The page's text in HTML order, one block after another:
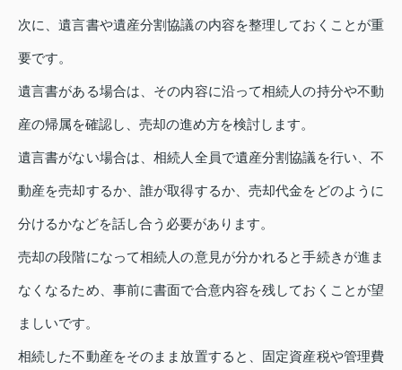
次に、遺言書や遺産分割協議の内容を整理しておくことが重
要です。
遺言書がある場合は、その内容に沿って相続人の持分や不動
産の帰属を確認し、売却の進め方を検討します。
遺言書がない場合は、相続人全員で遺産分割協議を行い、不
動産を売却するか、誰が取得するか、売却代金をどのように
分けるかなどを話し合う必要があります。
売却の段階になって相続人の意見が分かれると手続きが進ま
なくなるため、事前に書面で合意内容を残しておくことが望
ましいです。
相続した不動産をそのまま放置すると、固定資産税や管理費